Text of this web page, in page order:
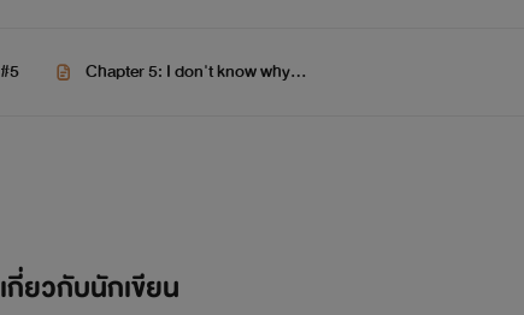
#5 Chapter 5: I don't know why...
เกี่ยวกับนักเขียน